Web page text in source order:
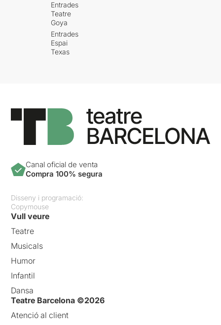
Entrades
Teatre
Goya
Entrades
Espai
Texas
Canal oficial de venta
Compra 100% segura
Disseny i programació:
Copymouse
Vull veure
Teatre
Musicals
Humor
Infantil
Dansa
Teatre Barcelona ©2026
Atenció al client